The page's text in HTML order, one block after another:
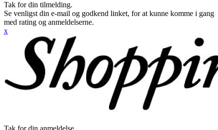
Tak for din tilmelding.
Se venligst din e-mail og godkend linket, for at kunne komme i gang
med rating og anmeldelserne.
x
Tak for din anmeldelse